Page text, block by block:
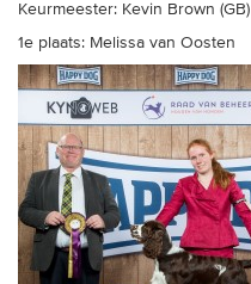
Keurmeester: Kevin Brown (GB)
1e plaats: Melissa van Oosten